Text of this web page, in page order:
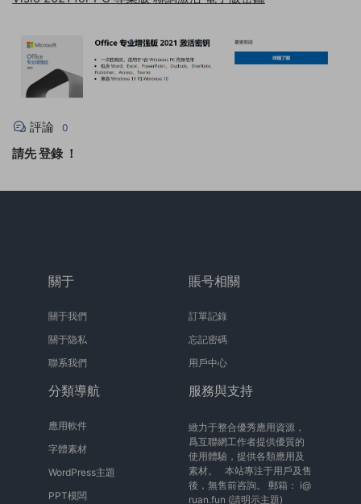
評論 0
請先登錄 ！
關于
關于我們
關于隐私
聯系我們
賬号相關
訂單記錄
忘記密碼
用戶中心
分類導航
應用軟件
字體素材
WordPress主題
PPT模闆
服務與支持
緻力于整合優秀應用資源，
爲互聯網工作者提供優質的
使用體驗，提供各類應用及
素材。 本站專注于用戶及售
後，無售前咨詢。 郵箱： i@
ruan.fun (請明示主題)